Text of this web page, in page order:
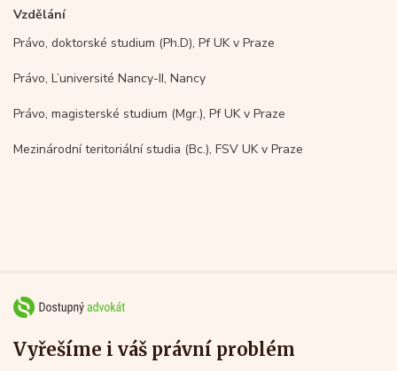
Vzdělání
Právo, doktorské studium (Ph.D), Pf UK v Praze
Právo, L’université Nancy-II, Nancy
Právo, magisterské studium (Mgr.), Pf UK v Praze
Mezinárodní teritoriální studia (Bc.), FSV UK v Praze
Vyřešíme i váš právní problém